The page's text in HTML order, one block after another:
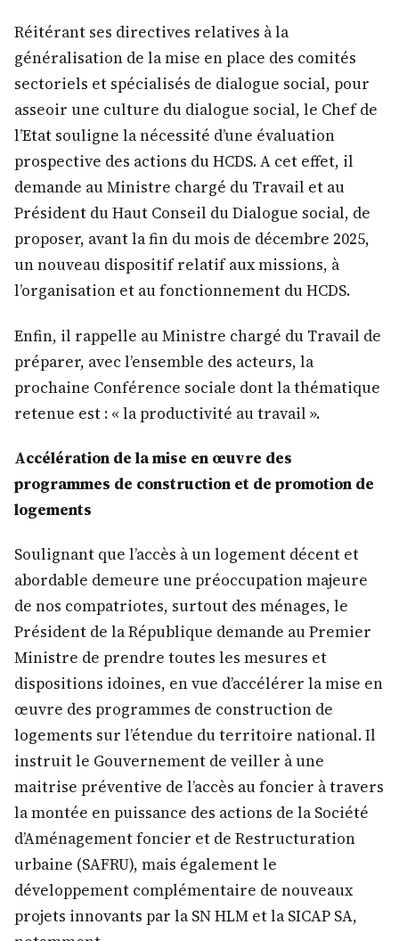
Réitérant ses directives relatives à la
généralisation de la mise en place des comités
sectoriels et spécialisés de dialogue social, pour
asseoir une culture du dialogue social, le Chef de
l’Etat souligne la nécessité d’une évaluation
prospective des actions du HCDS. A cet effet, il
demande au Ministre chargé du Travail et au
Président du Haut Conseil du Dialogue social, de
proposer, avant la fin du mois de décembre 2025,
un nouveau dispositif relatif aux missions, à
l’organisation et au fonctionnement du HCDS.
Enfin, il rappelle au Ministre chargé du Travail de
préparer, avec l’ensemble des acteurs, la
prochaine Conférence sociale dont la thématique
retenue est : « la productivité au travail ».
Accélération de la mise en œuvre des
programmes de construction et de promotion de
logements
Soulignant que l’accès à un logement décent et
abordable demeure une préoccupation majeure
de nos compatriotes, surtout des ménages, le
Président de la République demande au Premier
Ministre de prendre toutes les mesures et
dispositions idoines, en vue d’accélérer la mise en
œuvre des programmes de construction de
logements sur l’étendue du territoire national. Il
instruit le Gouvernement de veiller à une
maitrise préventive de l’accès au foncier à travers
la montée en puissance des actions de la Société
d’Aménagement foncier et de Restructuration
urbaine (SAFRU), mais également le
développement complémentaire de nouveaux
projets innovants par la SN HLM et la SICAP SA,